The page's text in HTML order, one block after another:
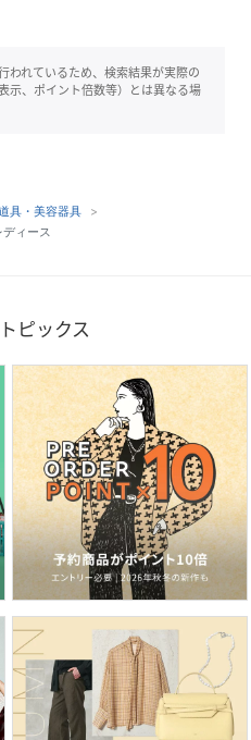
れているため、検索結果が実際の
示、ポイント倍数等）とは異なる場
具・美容器具
ディース
ピックス